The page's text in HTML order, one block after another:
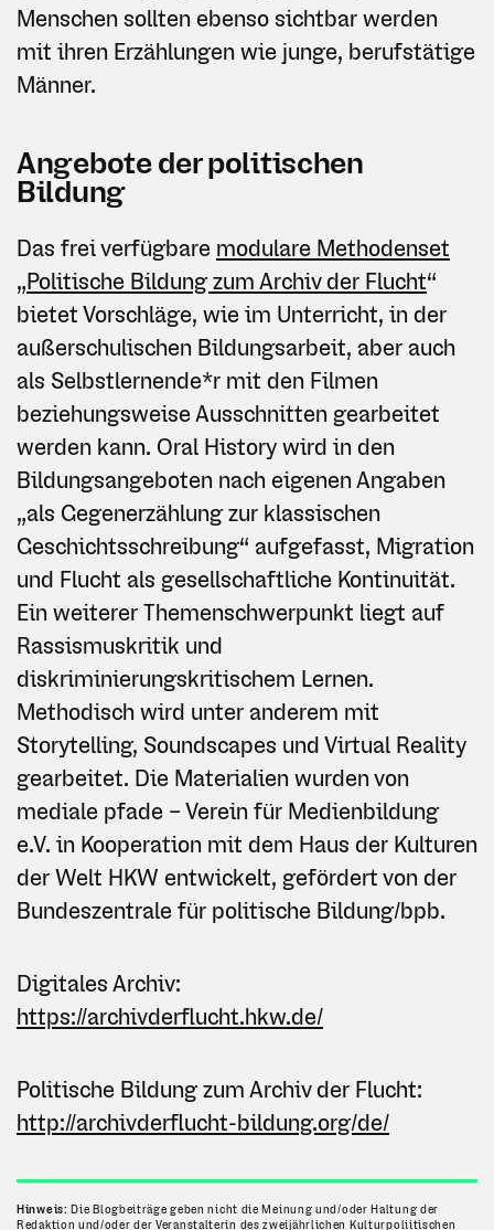
Menschen sollten ebenso sichtbar werden
mit ihren Erzählungen wie junge, berufstätige
Männer.
Angebote der politischen
Bildung
Das frei verfügbare modulare Methodenset
„Politische Bildung zum Archiv der Flucht“
bietet Vorschläge, wie im Unterricht, in der
außerschulischen Bildungsarbeit, aber auch
als Selbstlernende*r mit den Filmen
beziehungsweise Ausschnitten gearbeitet
werden kann. Oral History wird in den
Bildungsangeboten nach eigenen Angaben
„als Gegenerzählung zur klassischen
Geschichtsschreibung“ aufgefasst, Migration
und Flucht als gesellschaftliche Kontinuität.
Ein weiterer Themenschwerpunkt liegt auf
Rassismuskritik und
diskriminierungskritischem Lernen.
Methodisch wird unter anderem mit
Storytelling, Soundscapes und Virtual Reality
gearbeitet. Die Materialien wurden von
mediale pfade – Verein für Medienbildung
e.V. in Kooperation mit dem Haus der Kulturen
der Welt HKW entwickelt, gefördert von der
Bundeszentrale für politische Bildung/bpb.
Digitales Archiv:
https://archivderflucht.hkw.de/
Politische Bildung zum Archiv der Flucht:
http://archivderflucht-bildung.org/de/
Hinweis: Die Blogbeiträge geben nicht die Meinung und/oder Haltung der
Redaktion und/oder der Veranstalterin des zweijährlichen Kulturpoliitischen